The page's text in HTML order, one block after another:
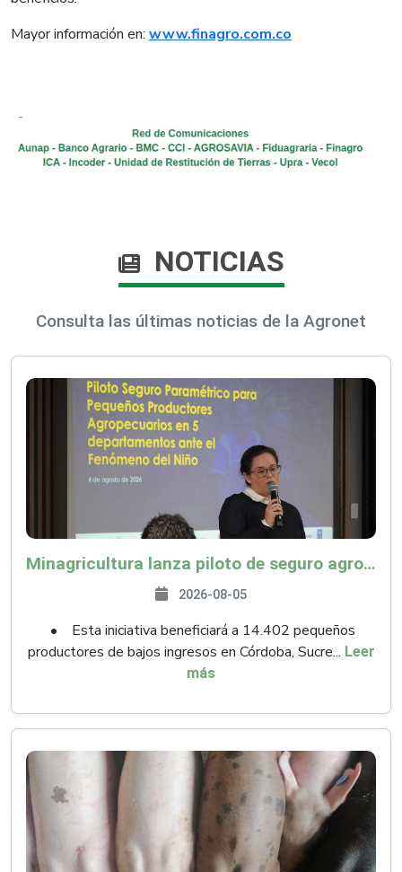
Mayor información en: www.finagro.com.co
NOTICIAS
Consulta las últimas noticias de la Agronet
Minagricultura lanza piloto de seguro agropecuario por $9.625 millones para proteger a más de 14.000 pequeños productores contra riesgos del Fenómeno de El Niño
2026-08-05
• Esta iniciativa beneficiará a 14.402 pequeños
productores de bajos ingresos en Córdoba, Sucre... Leer
más